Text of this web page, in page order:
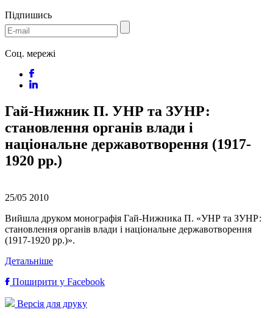
Підпишись
Соц. мережі
Гай-Нижник П. УНР та ЗУНР:
становлення органів влади і
національне державотворення (1917-
1920 рр.)
25/05 2010
Вийшла друком монографія Гай-Нижника П. «УНР та ЗУНР:
становлення органів влади і національне державотворення
(1917-1920 рр.)».
Детальніше
Поширити у Facebook
Версія для друку